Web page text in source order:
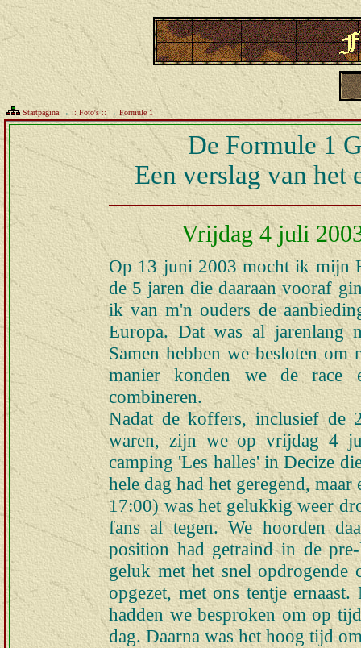
Startpagina → :: Foto's :: → Formule 1
De Formule 1
Een verslag van het
Vrijdag 4 juli
Op 13 juni 2003 mocht ik mijn
de 5 jaren die daaraan vooraf
ik van m'n ouders de
Europa. Dat was al jarenlang
Samen hebben we besloten
manier konden we de race
combineren.
Nadat de koffers, inclusief de
waren, zijn we op vrijdag 4
camping 'Les halles' in Decize
hele dag had het geregend,
17:00) was het gelukkig weer
fans al tegen. We hoorden
position had getraind in de
geluk met het snel opdrogende
opgezet, met ons tentje
hadden we besproken om op
dag. Daarna was het hoog tijd